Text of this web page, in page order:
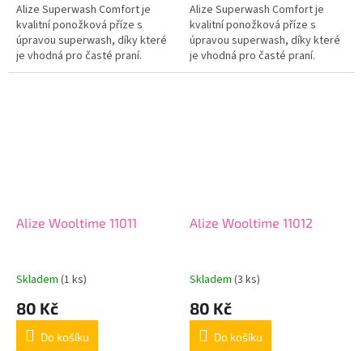
Alize Superwash Comfort je
kvalitní ponožková příze s
úpravou superwash, díky které
je vhodná pro časté praní.
Hotové výrobky jsou příjemné
Alize Superwash Comfort je
kvalitní ponožková příze s
úpravou superwash, díky které
je vhodná pro časté praní.
Hotové výrobky jsou příjemné
Alize Wooltime 11011
Skladem (1 ks)
80 Kč
Do košíku
Alize Wooltime 11012
Skladem (3 ks)
80 Kč
Do košíku